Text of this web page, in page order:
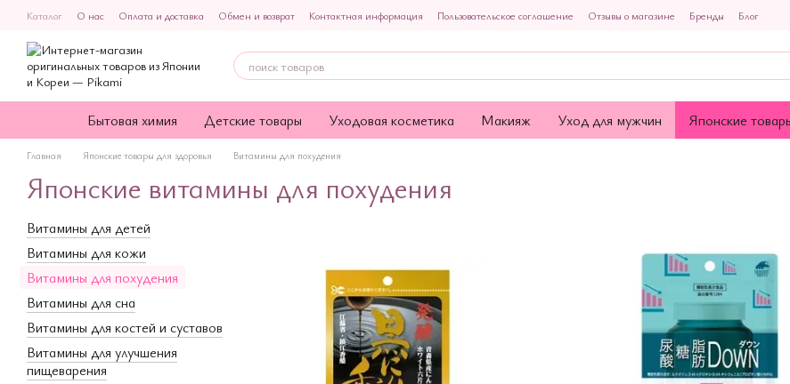
Перейти к основному контенту
Каталог О нас Оплата и доставка Обмен и возврат Контактная информация Пользовательское соглашение Отзывы о магазине Бренды
Блог
Бытовая химия Детские товары Уходовая косметика Макияж Уход для мужчин Японские
Главная Японские товары для здоровья Витамины для похудения
Японские витамины для похудения
Витамины для детей
Витамины для кожи
Витамины для похудения
Витамины для сна
Витамины для костей и суставов
Витамины для улучшения
пищеварения